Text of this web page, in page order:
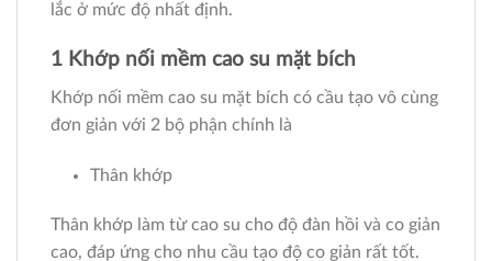
lắc ở mức độ nhất định.
1 Khớp nối mềm cao su mặt bích
Khớp nối mềm cao su mặt bích có cầu tạo vô cùng
đơn giản với 2 bộ phận chính là
Thân khớp
Thân khớp làm từ cao su cho độ đàn hồi và co giản
cao, đáp ứng cho nhu cầu tạo độ co giản rất tốt.